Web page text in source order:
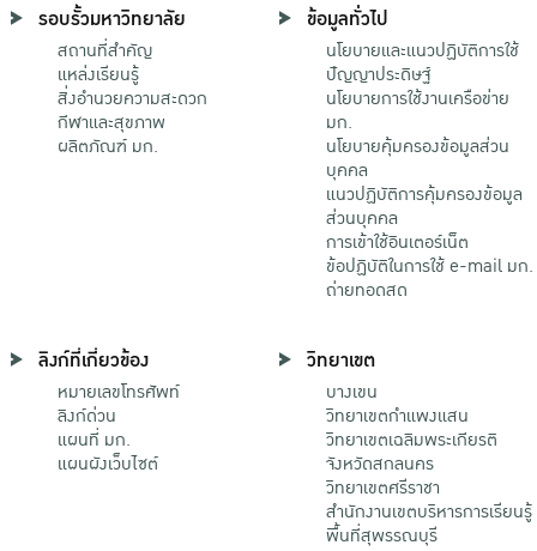
รอบรั้วมหาวิทยาลัย
สถานที่สำคัญ
แหล่งเรียนรู้
สิ่งอำนวยความสะดวก
กีฬาและสุขภาพ
ผลิตภัณฑ์ มก.
ข้อมูลทั่วไป
นโยบายและแนวปฏิบัติการใช้
ปัญญาประดิษฐ์
นโยบายการใช้งานเครือข่าย
มก.
นโยบายคุ้มครองข้อมูลส่วน
บุคคล
แนวปฏิบัติการคุ้มครองข้อมูล
ส่วนบุคคล
การเข้าใช้อินเตอร์เน็ต
ข้อปฏิบัติในการใช้ e-mail มก.
ถ่ายทอดสด
ลิงก์ที่เกี่ยวข้อง
หมายเลขโทรศัพท์
ลิงก์ด่วน
แผนที่ มก.
แผนผังเว็บไซต์
วิทยาเขต
บางเขน
วิทยาเขตกําแพงแสน
วิทยาเขตเฉลิมพระเกียรติ
จังหวัดสกลนคร
วิทยาเขตศรีราชา
สำนักงานเขตบริหารการเรียนรู้
พื้นที่สุพรรณบุรี